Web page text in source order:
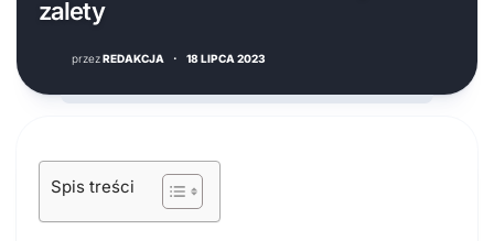
zalety
przezREDAKCJA · 18 LIPCA 2023
Spis treści